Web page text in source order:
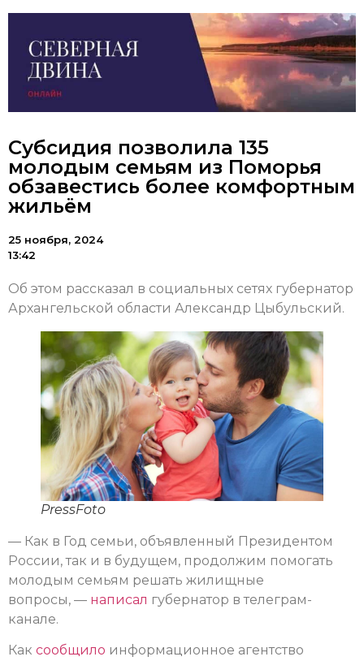
Субсидия позволила 135
молодым семьям из Поморья
обзавестись более комфортным
жильём
25 ноября, 2024
13:42
Об этом рассказал в социальных сетях губернатор
Архангельской области Александр Цыбульский.
PressFoto
— Как в Год семьи, объявленный Президентом
России, так и в будущем, продолжим помогать
молодым семьям решать жилищные
вопросы, — написал губернатор в телеграм-
канале.
Как сообщило информационное агентство